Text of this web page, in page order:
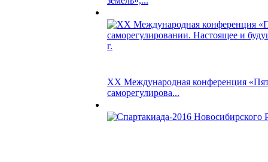
ХХ Международная конференция
саморегулирова...